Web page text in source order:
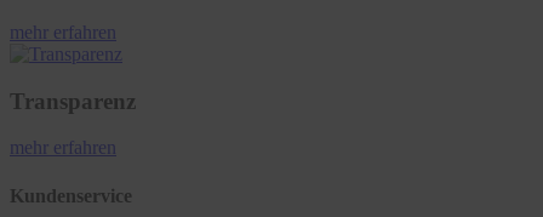
mehr erfahren
Transparenz
mehr erfahren
Kundenservice